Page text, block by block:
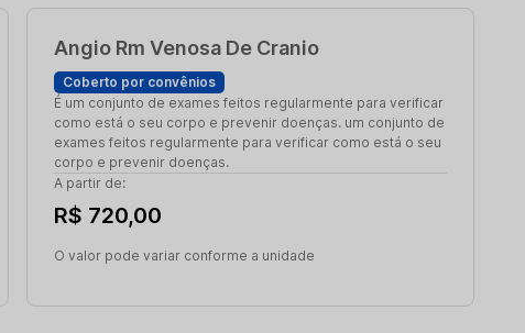
Angio Rm Venosa De Cranio
Coberto por convênios
É um conjunto de exames feitos regularmente para verificar
como está o seu corpo e prevenir doenças. um conjunto de
exames feitos regularmente para verificar como está o seu
corpo e prevenir doenças.
A partir de:
R$ 720,00
O valor pode variar conforme a unidade